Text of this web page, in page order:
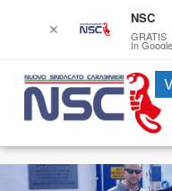
✕
NSC
GRATIS
In